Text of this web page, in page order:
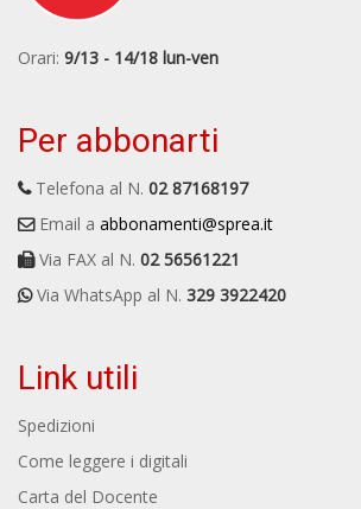
Orari: 9/13 - 14/18 lun-ven
Per abbonarti
Telefona al N. 02 87168197
Email a abbonamenti@sprea.it
Via FAX al N. 02 56561221
Via WhatsApp al N. 329 3922420
Link utili
Spedizioni
Come leggere i digitali
Carta del Docente